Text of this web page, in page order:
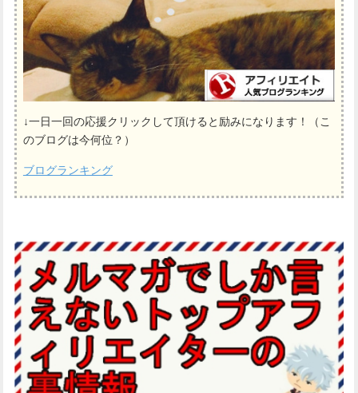
↓一日一回の応援クリックして頂けると励みになります！（こ
のブログは今何位？）
ブログランキング